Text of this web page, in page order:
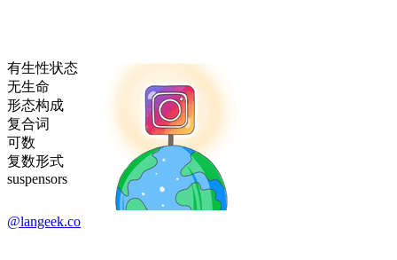
有生性状态
无生命
形态构成
复合词
可数
复数形式
suspensors
@langeek.co